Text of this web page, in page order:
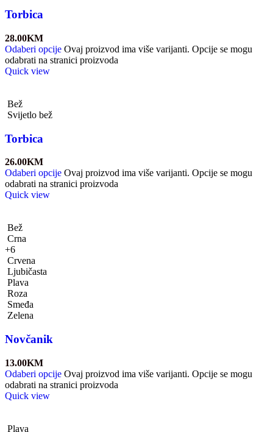
Torbica
28.00KM
Odaberi opcije Ovaj proizvod ima više varijanti. Opcije se mogu
odabrati na stranici proizvoda
Quick view
Bež
Svijetlo bež
Torbica
26.00KM
Odaberi opcije Ovaj proizvod ima više varijanti. Opcije se mogu
odabrati na stranici proizvoda
Quick view
Bež
Crna
+6
Crvena
Ljubičasta
Plava
Roza
Smeđa
Zelena
Novčanik
13.00KM
Odaberi opcije Ovaj proizvod ima više varijanti. Opcije se mogu
odabrati na stranici proizvoda
Quick view
Plava